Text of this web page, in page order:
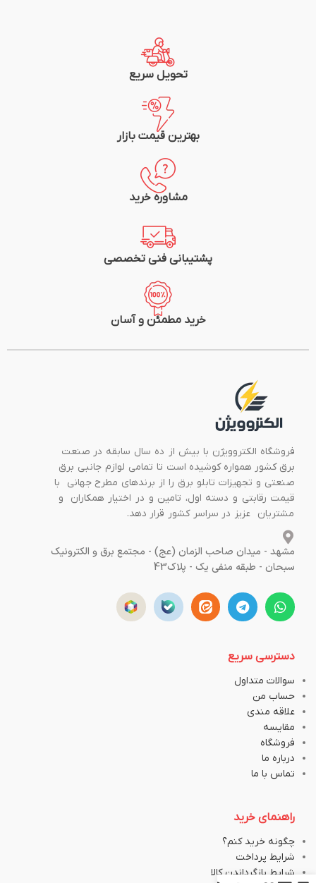
تحویل سریع
بهترین قیمت بازار
مشاوره خرید
پشتیبانی فنی تخصصی
خرید مطمئن و آسان
فروشگاه الکتروویژن با بیش از ده سال سابقه در صنعت
برق کشور همواره کوشیده است تا تمامی لوازم جانبی برق
صنعتی و تجهیزات تابلو برق را از برندهای مطرح جهانی با
قیمت رقابتی و دسته اول، تامین و در اختیار همکاران و
مشتریان عزیز در سراسر کشور قرار دهد.
مشهد - میدان صاحب الزمان (عج) - مجتمع برق و الکترونیک
سبحان - طبقه منفی یک - پلاک43
دسترسی سریع
سوالات متداول
حساب من
علاقه مندی
مقایسه
فروشگاه
درباره ما
تماس با ما
راهنمای خرید
چگونه خرید کنم؟
شرایط پرداخت
شرایط بازگرداندن کالا